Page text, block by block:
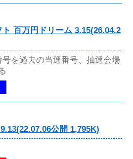
百万円ドリーム 3.15(26.04.2
を過去の当選番号、抽選会場
公開 1,795K)